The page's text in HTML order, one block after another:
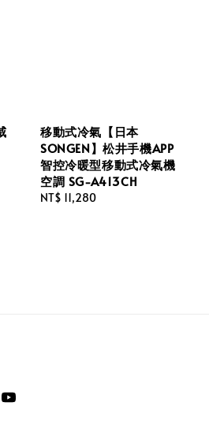
移動式冷氣【日本
SONGEN】松井手機APP
智控冷暖型移動式冷氣機
空調 SG-A413CH
Regular
NT$ 11,280